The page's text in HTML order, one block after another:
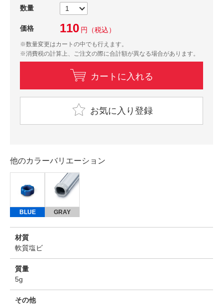
数量
価格 110 円 （税込）
※数量変更はカートの中でも行えます。
※消費税の計算上、ご注文の際に合計額が異なる場合があります。
カートに入れる
お気に入り登録
他のカラーバリエーション
BLUE GRAY
材質
軟質塩ビ
質量
5g
その他